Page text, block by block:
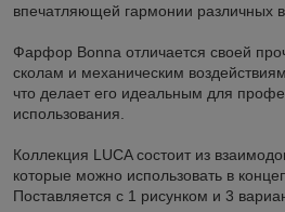
впечатляющей гармонии различных
Фарфор Bonna отличается своей
сколам и механическим воздействиям,
что делает его идеальным для
использования.
Коллекция LUCA состоит из
которые можно использовать в
Поставляется с 1 рисунком и 3